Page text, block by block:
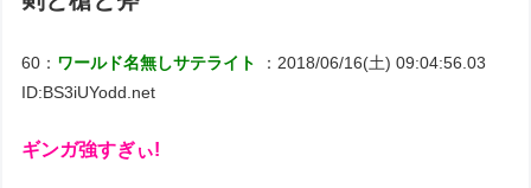
60： ワールド名無しサテライト
：2018/06/16(土) 09:04:56.03
ID:BS3iUYodd.net
ギンガ強すぎぃ!